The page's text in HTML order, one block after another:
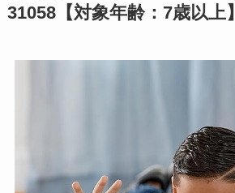
31058【対象年齢：7歳以上】